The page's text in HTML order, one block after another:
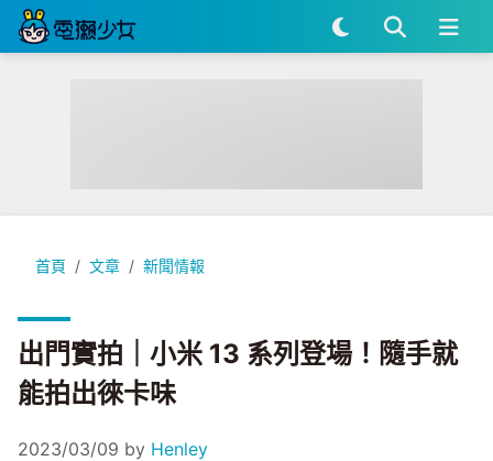
首頁 文章 新聞情報
出門實拍｜小米 13 系列登場！隨手就能拍出徠卡味
出門實拍｜小米 13 系列登場！隨手就
能拍出徠卡味
2023/03/09 by Henley